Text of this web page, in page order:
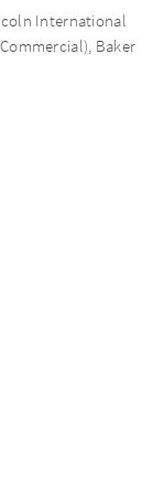
International
Baker